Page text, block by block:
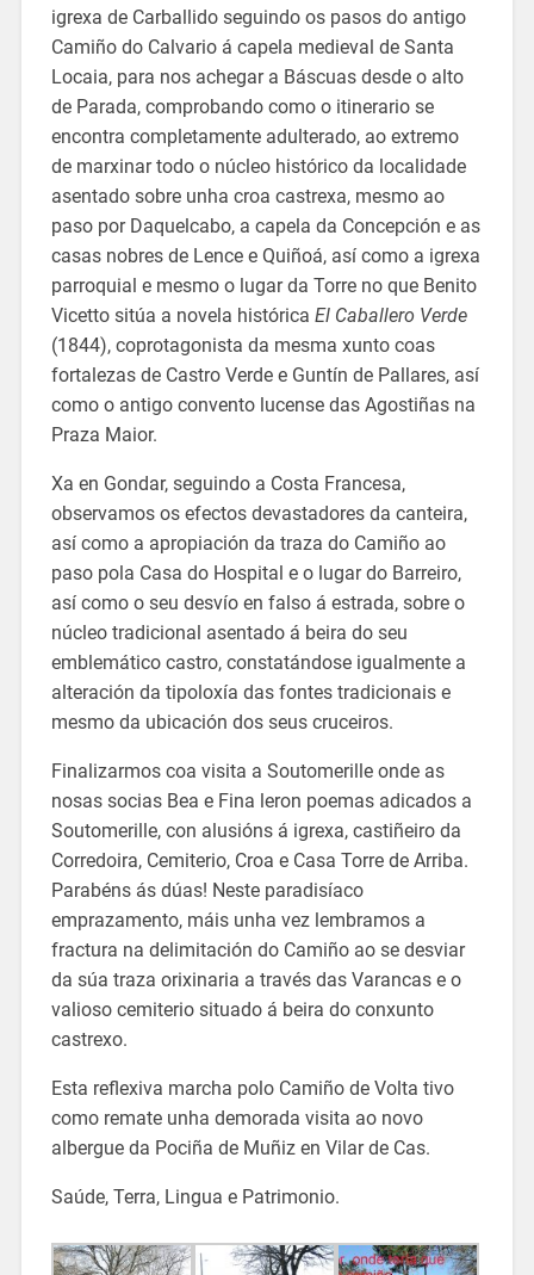
igrexa de Carballido seguindo os pasos do antigo
Camiño do Calvario á capela medieval de Santa
Locaia, para nos achegar a Báscuas desde o alto
de Parada, comprobando como o itinerario se
encontra completamente adulterado, ao extremo
de marxinar todo o núcleo histórico da localidade
asentado sobre unha croa castrexa, mesmo ao
paso por Daquelcabo, a capela da Concepción e as
casas nobres de Lence e Quiñoá, así como a igrexa
parroquial e mesmo o lugar da Torre no que Benito
Vicetto sitúa a novela histórica El Caballero Verde
(1844), coprotagonista da mesma xunto coas
fortalezas de Castro Verde e Guntín de Pallares, así
como o antigo convento lucense das Agostiñas na
Praza Maior.
Xa en Gondar, seguindo a Costa Francesa,
observamos os efectos devastadores da canteira,
así como a apropiación da traza do Camiño ao
paso pola Casa do Hospital e o lugar do Barreiro,
así como o seu desvío en falso á estrada, sobre o
núcleo tradicional asentado á beira do seu
emblemático castro, constatándose igualmente a
alteración da tipoloxía das fontes tradicionais e
mesmo da ubicación dos seus cruceiros.
Finalizarmos coa visita a Soutomerille onde as
nosas socias Bea e Fina leron poemas adicados a
Soutomerille, con alusións á igrexa, castiñeiro da
Corredoira, Cemiterio, Croa e Casa Torre de Arriba.
Parabéns ás dúas! Neste paradisíaco
emprazamento, máis unha vez lembramos a
fractura na delimitación do Camiño ao se desviar
da súa traza orixinaria a través das Varancas e o
valioso cemiterio situado á beira do conxunto
castrexo.
Esta reflexiva marcha polo Camiño de Volta tivo
como remate unha demorada visita ao novo
albergue da Pociña de Muñiz en Vilar de Cas.
Saúde, Terra, Lingua e Patrimonio.